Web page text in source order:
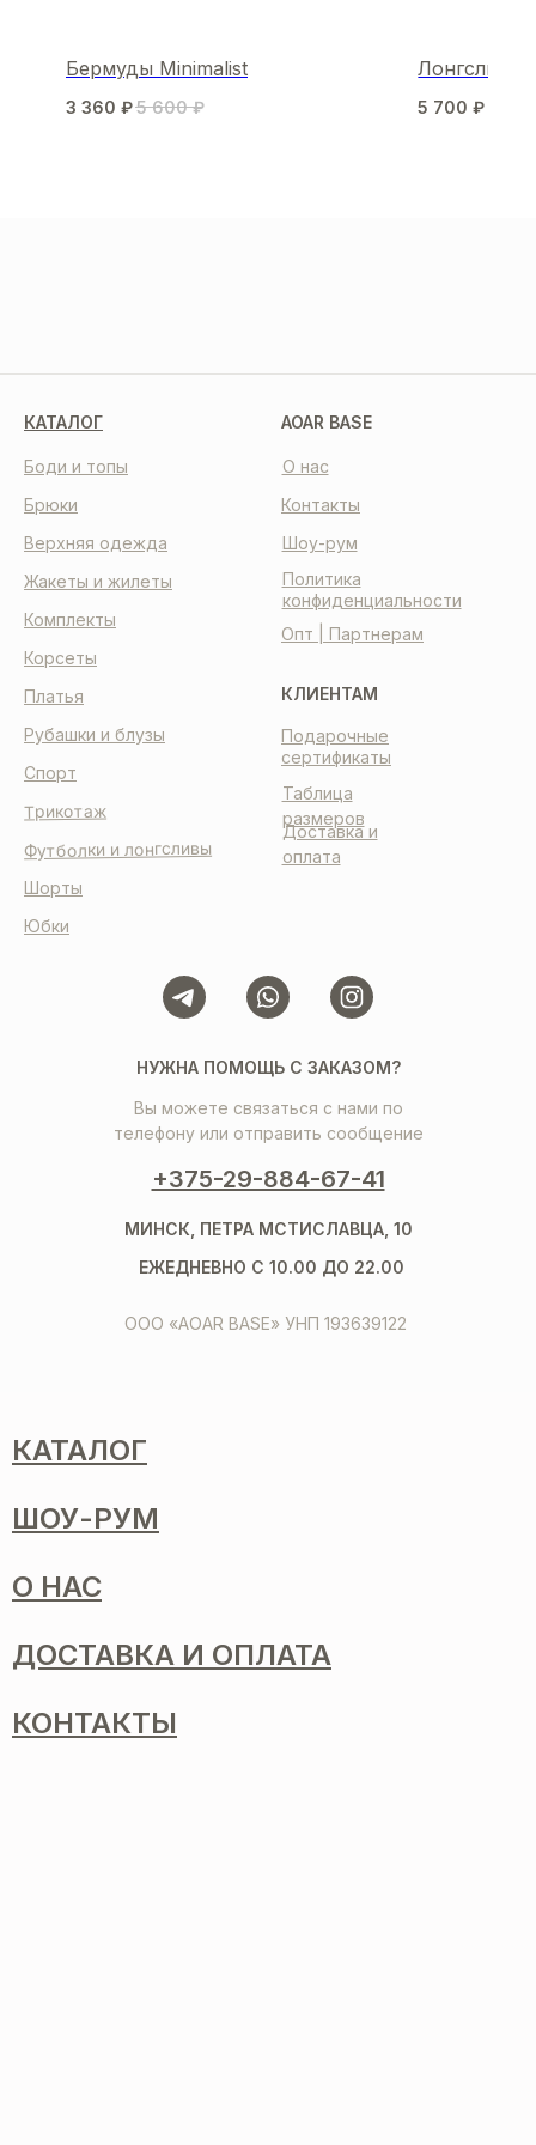
Бермуды Minimalist
3 360 ₽5 600 ₽
Лонгслив
5 700 ₽
КАТАЛОГ
КЛИЕНТАМ
Таблица
размеров
Доставка и
оплата
Подарочные
сертификаты
НУЖНА ПОМОЩЬ С ЗАКАЗОМ?
Вы можете связаться с нами по
телефону или отправить сообщение
+375-29-884-67-41
ООО «AOAR BASE» УНП 193639122
МИНСК, ПЕТРА МСТИСЛАВЦА, 10
ЕЖЕДНЕВНО С 10.00 ДО 22.00
AOAR BASE
О нас
Контакты
Шоу-рум
Политика
конфиденциальности
Опт | Партнерам
Корсеты
Платья
Боди и топы
Комплекты
Шорты
Спорт
Рубашки и блузы
Брюки
Жакеты и жилеты
Трикотаж
Футболки и лонгсливы
Верхняя одежда
Юбки
КАТАЛОГ
ШОУ-РУМ
О НАС
ДОСТАВКА И ОПЛАТА
КОНТАКТЫ